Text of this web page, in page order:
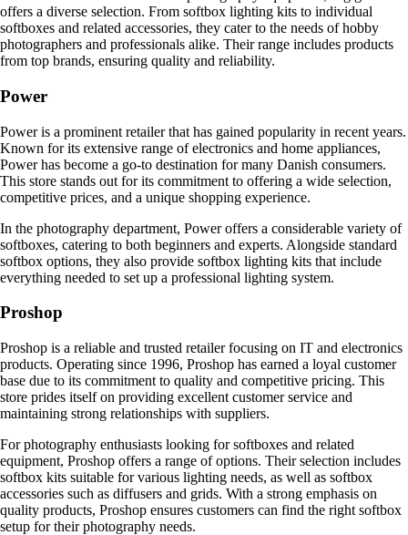
offers a diverse selection. From softbox lighting kits to individual
softboxes and related accessories, they cater to the needs of hobby
photographers and professionals alike. Their range includes products
from top brands, ensuring quality and reliability.
Power
Power is a prominent retailer that has gained popularity in recent years.
Known for its extensive range of electronics and home appliances,
Power has become a go-to destination for many Danish consumers.
This store stands out for its commitment to offering a wide selection,
competitive prices, and a unique shopping experience.
In the photography department, Power offers a considerable variety of
softboxes, catering to both beginners and experts. Alongside standard
softbox options, they also provide softbox lighting kits that include
everything needed to set up a professional lighting system.
Proshop
Proshop is a reliable and trusted retailer focusing on IT and electronics
products. Operating since 1996, Proshop has earned a loyal customer
base due to its commitment to quality and competitive pricing. This
store prides itself on providing excellent customer service and
maintaining strong relationships with suppliers.
For photography enthusiasts looking for softboxes and related
equipment, Proshop offers a range of options. Their selection includes
softbox kits suitable for various lighting needs, as well as softbox
accessories such as diffusers and grids. With a strong emphasis on
quality products, Proshop ensures customers can find the right softbox
setup for their photography needs.